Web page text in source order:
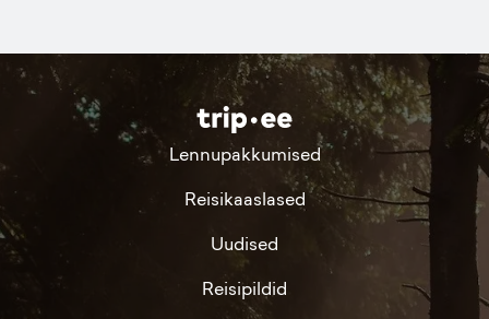
Lennupakkumised
Reisikaaslased
Uudised
Reisipildid